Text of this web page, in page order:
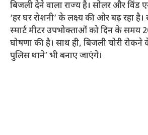
बिजली देने वाला राज्य है। सोलर और विंड
‘हर घर रोशनी’ के लक्ष्य की ओर बढ़ रहा
स्मार्ट मीटर उपभोक्ताओं को दिन के समय
घोषणा की है। साथ ही, बिजली चोरी रोकने
पुलिस थाने’ भी बनाए जाएंगे।